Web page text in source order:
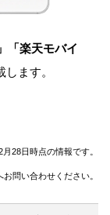
「楽天モバイ
ます。
28日時点の情報です。
問い合わせください。